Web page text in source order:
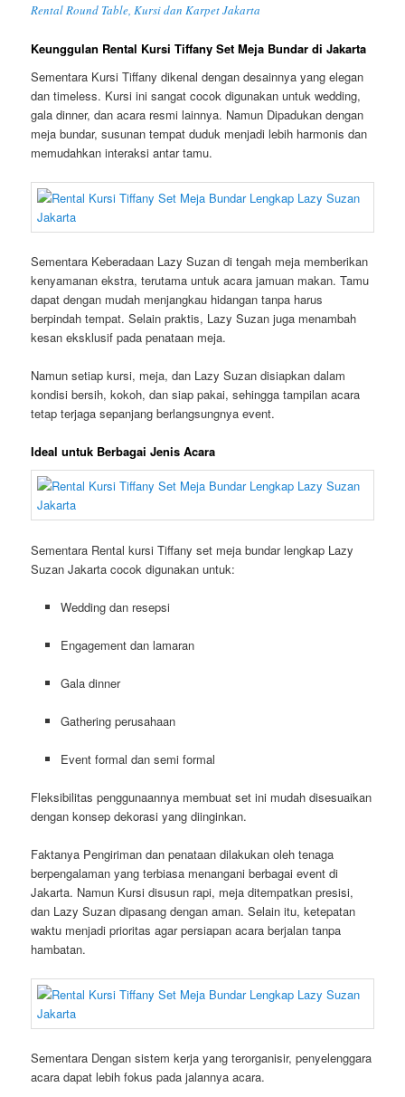
Rental Round Table, Kursi dan Karpet Jakarta
Keunggulan Rental Kursi Tiffany Set Meja Bundar di Jakarta
Sementara Kursi Tiffany dikenal dengan desainnya yang elegan
dan timeless. Kursi ini sangat cocok digunakan untuk wedding,
gala dinner, dan acara resmi lainnya. Namun Dipadukan dengan
meja bundar, susunan tempat duduk menjadi lebih harmonis dan
memudahkan interaksi antar tamu.
Sementara Keberadaan Lazy Suzan di tengah meja memberikan
kenyamanan ekstra, terutama untuk acara jamuan makan. Tamu
dapat dengan mudah menjangkau hidangan tanpa harus
berpindah tempat. Selain praktis, Lazy Suzan juga menambah
kesan eksklusif pada penataan meja.
Namun setiap kursi, meja, dan Lazy Suzan disiapkan dalam
kondisi bersih, kokoh, dan siap pakai, sehingga tampilan acara
tetap terjaga sepanjang berlangsungnya event.
Ideal untuk Berbagai Jenis Acara
Sementara Rental kursi Tiffany set meja bundar lengkap Lazy
Suzan Jakarta cocok digunakan untuk:
Wedding dan resepsi
Engagement dan lamaran
Gala dinner
Gathering perusahaan
Event formal dan semi formal
Fleksibilitas penggunaannya membuat set ini mudah disesuaikan
dengan konsep dekorasi yang diinginkan.
Faktanya Pengiriman dan penataan dilakukan oleh tenaga
berpengalaman yang terbiasa menangani berbagai event di
Jakarta. Namun Kursi disusun rapi, meja ditempatkan presisi,
dan Lazy Suzan dipasang dengan aman. Selain itu, ketepatan
waktu menjadi prioritas agar persiapan acara berjalan tanpa
hambatan.
Sementara Dengan sistem kerja yang terorganisir, penyelenggara
acara dapat lebih fokus pada jalannya acara.